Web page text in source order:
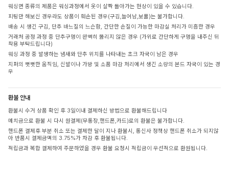
워싱면 종류의 제품은 워싱과정에서 옷이 살짝 돌아가는 현상이 있을 수 있습니다.
피팅만 해보신 경우라도 상품이 훼손된 경우(구김,늘어남,보풀)는 불가합니다.
배송 시 생긴 구김, 단추 바느질의 느슨함, 간단한 손질이 가능한 마감실 처리가 미흡한 경우
거래처 공정 과정 중 단추구멍이 완벽히 뚫리지 않은 경우 (가위로 간단하게 구멍을 내주신 뒤
착용 부탁드립니다)
워싱 과정 중 발생하는 냄새와 단추 위치를 나타내는 초크 자국이 남은 경우
지퍼의 뻣뻣한 움직임, 신발이나 가방 및 소품 마감 처리에서 생긴 소량의 본드 자국이 있는 경
우
환불 안내
환불시 수거 상품 확인 후 3일이내 결제하신 방법으로 환불해드립니다
예치금으로 환불 시 다시 원결제(무통장,핸드폰,카드)로의 환불은 불가합니다.
핸드폰 결제후 부분 취소 또는 결제한 달이 지나 환불시, 통신사 정책상 핸드폰 취소가 되지않
아 반품시 결제금액의 3.75%가 차감 후 환불됩니다.
적립금과 복합 결제하여 주문하였을 경우 환불 요청시 적립금이 우선적으로 환원됩니다.